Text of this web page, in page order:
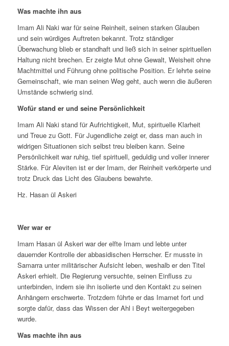
Was machte ihn aus
Imam Ali Naki war für seine Reinheit, seinen starken Glauben
und sein würdiges Auftreten bekannt. Trotz ständiger
Überwachung blieb er standhaft und ließ sich in seiner spirituellen
Haltung nicht brechen. Er zeigte Mut ohne Gewalt, Weisheit ohne
Machtmittel und Führung ohne politische Position. Er lehrte seine
Gemeinschaft, wie man seinen Weg geht, auch wenn die äußeren
Umstände schwierig sind.
Wofür stand er und seine Persönlichkeit
Imam Ali Naki stand für Aufrichtigkeit, Mut, spirituelle Klarheit
und Treue zu Gott. Für Jugendliche zeigt er, dass man auch in
widrigen Situationen sich selbst treu bleiben kann. Seine
Persönlichkeit war ruhig, tief spirituell, geduldig und voller innerer
Stärke. Für Aleviten ist er der Imam, der Reinheit verkörperte und
trotz Druck das Licht des Glaubens bewahrte.
Hz. Hasan ül Askeri
Wer war er
Imam Hasan ül Askeri war der elfte Imam und lebte unter
dauernder Kontrolle der abbasidischen Herrscher. Er musste in
Samarra unter militärischer Aufsicht leben, weshalb er den Titel
Askeri erhielt. Die Regierung versuchte, seinen Einfluss zu
unterbinden, indem sie ihn isolierte und den Kontakt zu seinen
Anhängern erschwerte. Trotzdem führte er das Imamet fort und
sorgte dafür, dass das Wissen der Ahl i Beyt weitergegeben
wurde.
Was machte ihn aus